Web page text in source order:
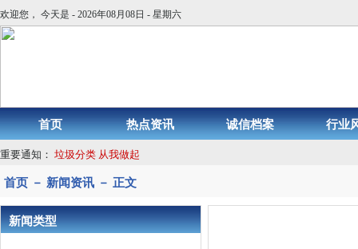
欢迎您， 今天是 - 2026年08月08日 - 星期六
首页 热点资讯 诚信档案 行业
重要通知： 垃圾分类 从我做起
首页 － 新闻资讯 － 正文
新闻类型